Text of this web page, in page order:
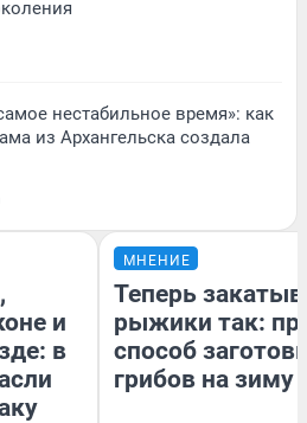
нестабильное время»: как
из Архангельска создала
и
в
МНЕНИЕ
Теперь
рыжики так:
способ
грибов на зиму